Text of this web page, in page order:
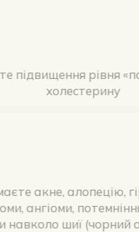
маєте підвищення
ви маєте акне,
папіломи, ангіоми,
зони навколо шиї